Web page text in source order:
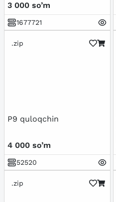
3 000 so’m
1677721
.zip
P9 quloqchin
4 000 so’m
52520
.zip